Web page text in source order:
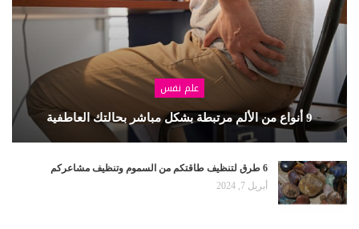
علم نفس
9 أنواع من الألم مرتبطة بشكل مباشر بحالتك العاطفية
6 طرق لتنظيف طاقتكم من السموم وتنظيف مشاعركم
أبريل 7, 2024